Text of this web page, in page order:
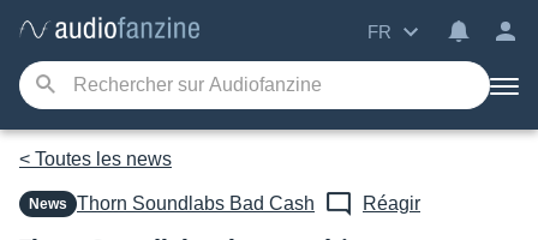
FR
< Toutes les news
News Thorn Soundlabs Bad Cash Réagir